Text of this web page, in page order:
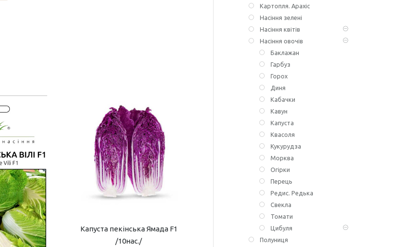
Капуста пекінська Ямада F1
/10нас./
Картопля. Арахіс
Насіння зелені
Насіння квітів
Насіння овочів
Баклажан
Гарбуз
Горох
Диня
Кабачки
Кавун
Капуста
Квасоля
Кукурудза
Морква
Огірки
Перець
Редис. Редька
Свекла
Томати
Цибуля
Полуниця